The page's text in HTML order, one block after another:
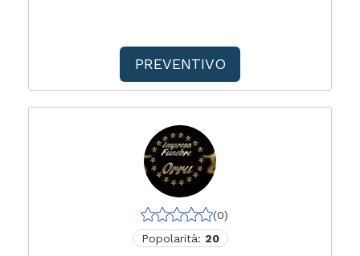
PREVENTIVO
(0)
Popolarità: 20